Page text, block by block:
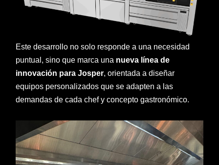
Este desarrollo no solo responde a una necesidad
puntual, sino que marca una nueva línea de
innovación para Josper, orientada a diseñar
equipos personalizados que se adapten a las
demandas de cada chef y concepto gastronómico.